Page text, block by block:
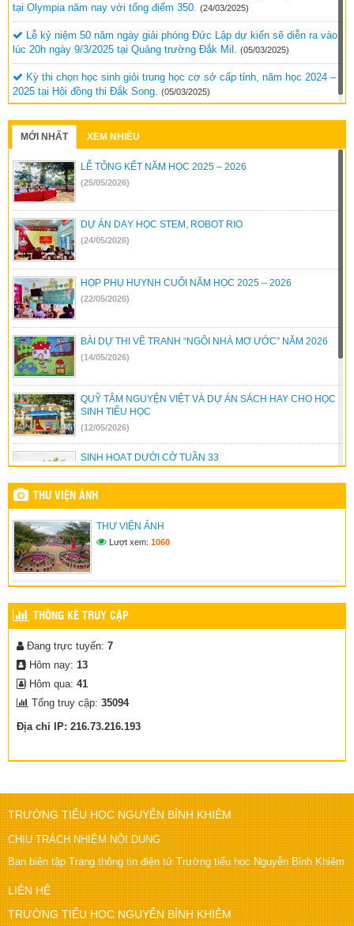
tại Olympia năm nay với tổng điểm 350.
(24/03/2025)
Lễ kỷ niệm 50 năm ngày giải phóng Đức Lập dự kiến sẽ diễn ra vào
lúc 20h ngày 9/3/2025 tại Quảng trường Đắk Mil.
(05/03/2025)
Kỳ thi chọn học sinh giỏi trung học cơ sở cấp tỉnh, năm học 2024 –
2025 tại Hội đồng thi Đắk Song.
(05/03/2025)
MỚI NHẤT XEM NHIỀU
LỄ TỔNG KẾT NĂM HỌC 2025 – 2026
(25/05/2026)
DỰ ÁN DẠY HỌC STEM, ROBOT RIO
(24/05/2026)
HỌP PHỤ HUYNH CUỐI NĂM HỌC 2025 – 2026
(22/05/2026)
BÀI DỰ THI VẼ TRANH “NGÔI NHÀ MƠ ƯỚC” NĂM 2026
(14/05/2026)
QUỸ TÂM NGUYỆN VIỆT VÀ DỰ ÁN SÁCH HAY CHO HỌC
SINH TIỂU HỌC
(12/05/2026)
SINH HOẠT DƯỚI CỜ TUẦN 33
(23/04/2026)
HƯỞNG ỨNG NGÀY SÁCH VÀ VĂN HÓA ĐỌC VIỆT NAM
21/04/2026
(15/04/2026)
THƯ VIỆN ẢNH
THƯ VIỆN ẢNH
Lượt xem: 1060
THỐNG KÊ TRUY CẬP
Đang trực tuyến: 7
Hôm nay: 13
Hôm qua: 41
Tổng truy cập: 35094
Địa chỉ IP: 216.73.216.193
TRƯỜNG TIỂU HỌC NGUYỄN BỈNH KHIÊM
CHỊU TRÁCH NHIỆM NỘI DUNG
Ban biên tập Trang thông tin điện tử Trường tiểu học Nguyễn Bỉnh Khiêm
LIÊN HỆ
TRƯỜNG TIỂU HỌC NGUYỄN BỈNH KHIÊM